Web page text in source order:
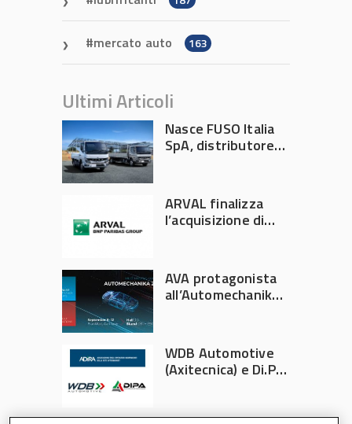
mercato auto 163
Ultimi Articoli
Nasce FUSO Italia
SpA, distributore
ARVAL finalizza
l’acquisizione di
AVA protagonista
all’Automechanika
WDB Automotive
(Axitecnica) e Di.Pa.